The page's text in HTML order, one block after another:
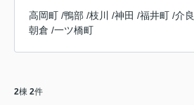
高岡町 /鴨部 /枝川 /神田 /福井町 /介良
朝倉 /一ツ橋町
2棟 2件